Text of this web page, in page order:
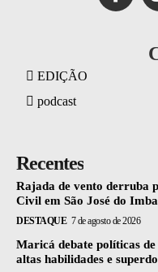
EDIÇÃO
podcast
Recentes
Rajada de vento derruba
Civil em São José do
DESTAQUE 7 de agosto de 2026
Maricá debate políticas
altas habilidades e